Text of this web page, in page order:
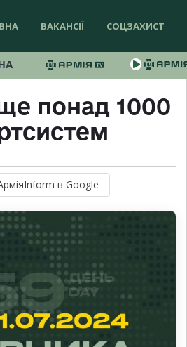
ВАКАНСІЇ СОЦЗАХИСТ
понад 1000
в Google